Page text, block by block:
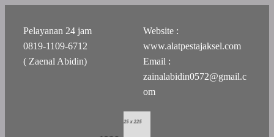
Pelayanan 24 jam
0819-1109-6712
( Zaenal Abidin)
Website :
www.alatpestajaksel.com
Email :
zainalabidin0572@gmail.c
om